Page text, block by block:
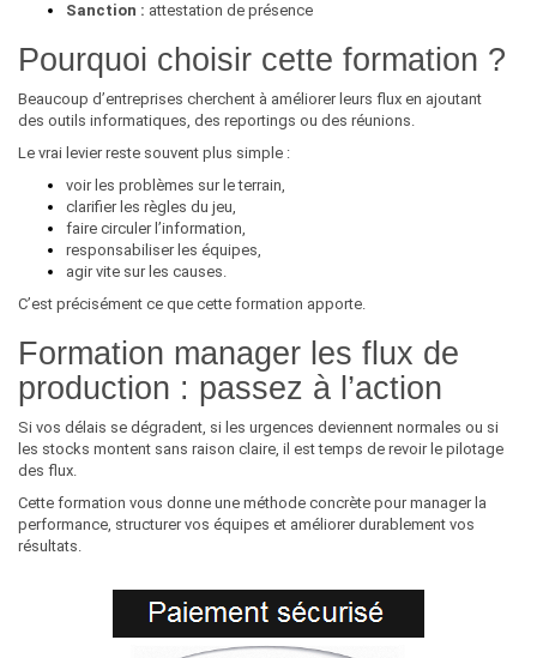
Sanction : attestation de présence
Pourquoi choisir cette formation ?
Beaucoup d’entreprises cherchent à améliorer leurs flux en ajoutant
des outils informatiques, des reportings ou des réunions.
Le vrai levier reste souvent plus simple :
voir les problèmes sur le terrain,
clarifier les règles du jeu,
faire circuler l’information,
responsabiliser les équipes,
agir vite sur les causes.
C’est précisément ce que cette formation apporte.
Formation manager les flux de
production : passez à l’action
Si vos délais se dégradent, si les urgences deviennent normales ou si
les stocks montent sans raison claire, il est temps de revoir le pilotage
des flux.
Cette formation vous donne une méthode concrète pour manager la
performance, structurer vos équipes et améliorer durablement vos
résultats.